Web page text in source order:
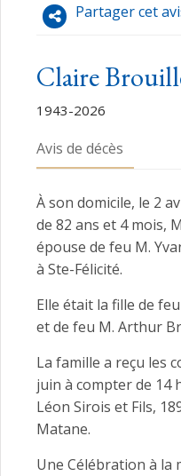
Partager cet
Claire
1943-2026
Avis de décès
À son domicile, le 2
de 82 ans et 4 mois,
épouse de feu M.
à Ste-Félicité.
Elle était la fille de
et de feu M. Arthur
La famille a reçu les
juin à compter de 14
Léon Sirois et Fils,
Matane.
Une Célébration à la